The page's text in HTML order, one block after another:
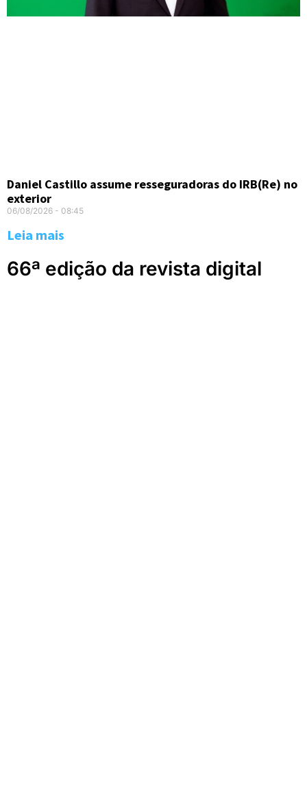
Daniel Castillo assume resseguradoras do IRB(Re) no
exterior
06/08/2026 08:45
Leia mais
66ª edição da revista digital